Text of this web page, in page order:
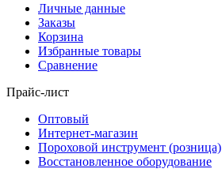
Личные данные
Заказы
Корзина
Избранные товары
Сравнение
Прайс-лист
Оптовый
Интернет-магазин
Пороховой инструмент (розница)
Восстановленное оборудование